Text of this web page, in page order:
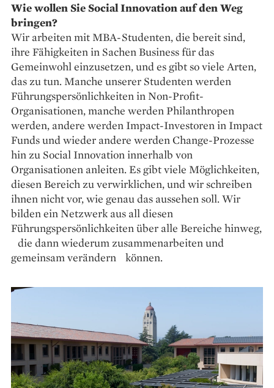
Wie wollen Sie Social Innovation auf den Weg
bringen?
Wir arbeiten mit MBA-Studenten, die bereit sind,
ihre Fähigkeiten in ­Sachen Business für das
Gemeinwohl einzusetzen, und es gibt so viele Arten,
das zu tun. Manche unserer Studenten werden
Führungspersönlichkeiten in Non-Profit-
Organisationen, manche werden Philanthropen
werden, andere werden Impact-Investoren in Impact
Funds und wieder andere werden Change-Prozesse
hin zu Social Innovation innerhalb von
Organisationen anleiten. Es gibt viele Möglichkeiten,
diesen Bereich zu verwirklichen, und wir schreiben
ihnen nicht vor, wie genau das aussehen soll. Wir
bilden ein Netzwerk aus all diesen
Führungspersönlichkeiten über alle Bereiche hinweg,
die dann wiederum zusammenarbeiten und
gemeinsam verändern können.